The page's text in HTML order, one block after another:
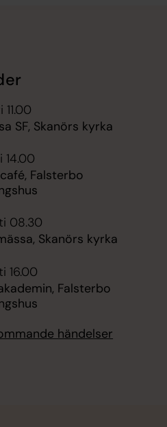
SF, Skanörs kyrka
14.00
Falsterbo
08.30
Skanörs kyrka
16.00
Falsterbo
händelser